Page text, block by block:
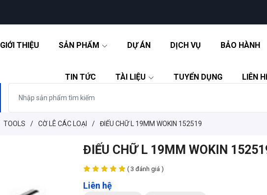
GIỚI THIỆU SẢN PHẨM DỰ ÁN DỊCH VỤ BẢO HÀNH
TIN TỨC TÀI LIỆU TUYỂN DỤNG LIÊN
TOOLS / CỜ LÊ CÁC LOẠI / ĐIẾU CHỮ L 19MM WOKIN 152519
ĐIẾU CHỮ L 19MM WOKIN
( 3 đánh giá )
Liên hệ